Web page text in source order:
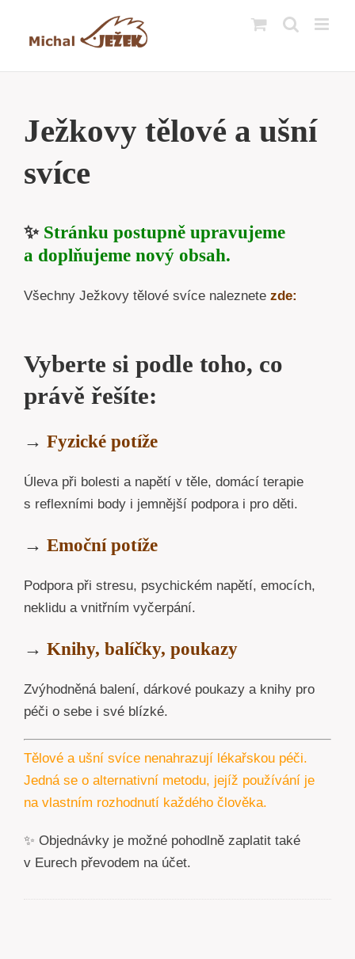
Ježkovy tělové a ušní
svíce
✨ Stránku postupně upravujeme
a doplňujeme nový obsah.
Všechny Ježkovy tělové svíce naleznete zde:
Vyberte si podle toho, co
právě řešíte:
→ Fyzické potíže
Úleva při bolesti a napětí v těle, domácí terapie
s reflexními body i jemnější podpora i pro děti.
→ Emoční potíže
Podpora při stresu, psychickém napětí, emocích,
neklidu a vnitřním vyčerpání.
→ Knihy, balíčky, poukazy
Zvýhodněná balení, dárkové poukazy a knihy pro
péči o sebe i své blízké.
Tělové a ušní svíce nenahrazují lékařskou péči.
Jedná se o alternativní metodu, jejíž používání je
na vlastním rozhodnutí každého člověka.
✨ Objednávky je možné pohodlně zaplatit také
v Eurech převodem na účet.